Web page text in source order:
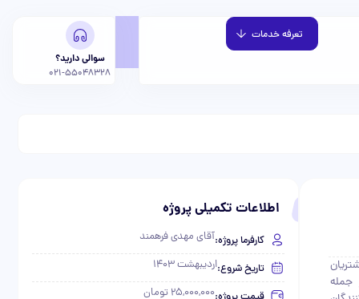
تعرفه خدمات
سوالی دارید؟
021-55048328
جمله
اطلاعات تکمیلی پروژه
کارفرما پروژه:آقای مهدی فرهمند
تاریخ شروع:اردیبهشت 1403
25,000,000 تومان